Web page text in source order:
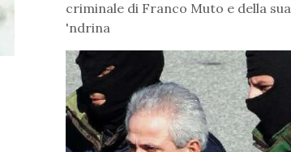
criminale di Franco Muto e della sua
'ndrina